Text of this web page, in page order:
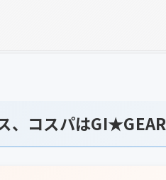
、コスパはGI★GEAR